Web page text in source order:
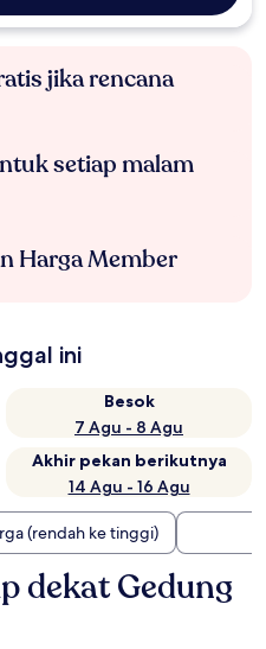
jika rencana
setiap malam
Harga Member
ini
Besok
7 Agu - 8 Agu
Akhir pekan berikutnya
14 Agu - 16 Agu
(rendah ke tinggi)
dekat Gedung